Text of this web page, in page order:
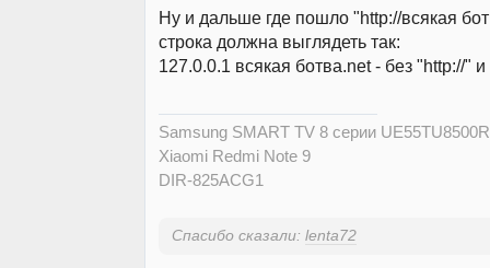
Ну и дальше где пошло "http://всякая
строка должна выглядеть так:
127.0.0.1 всякая ботва.net - без "http://"
Samsung SMART TV 8 серии
Xiaomi Redmi Note 9
DIR-825ACG1
Спасибо сказали: lenta72